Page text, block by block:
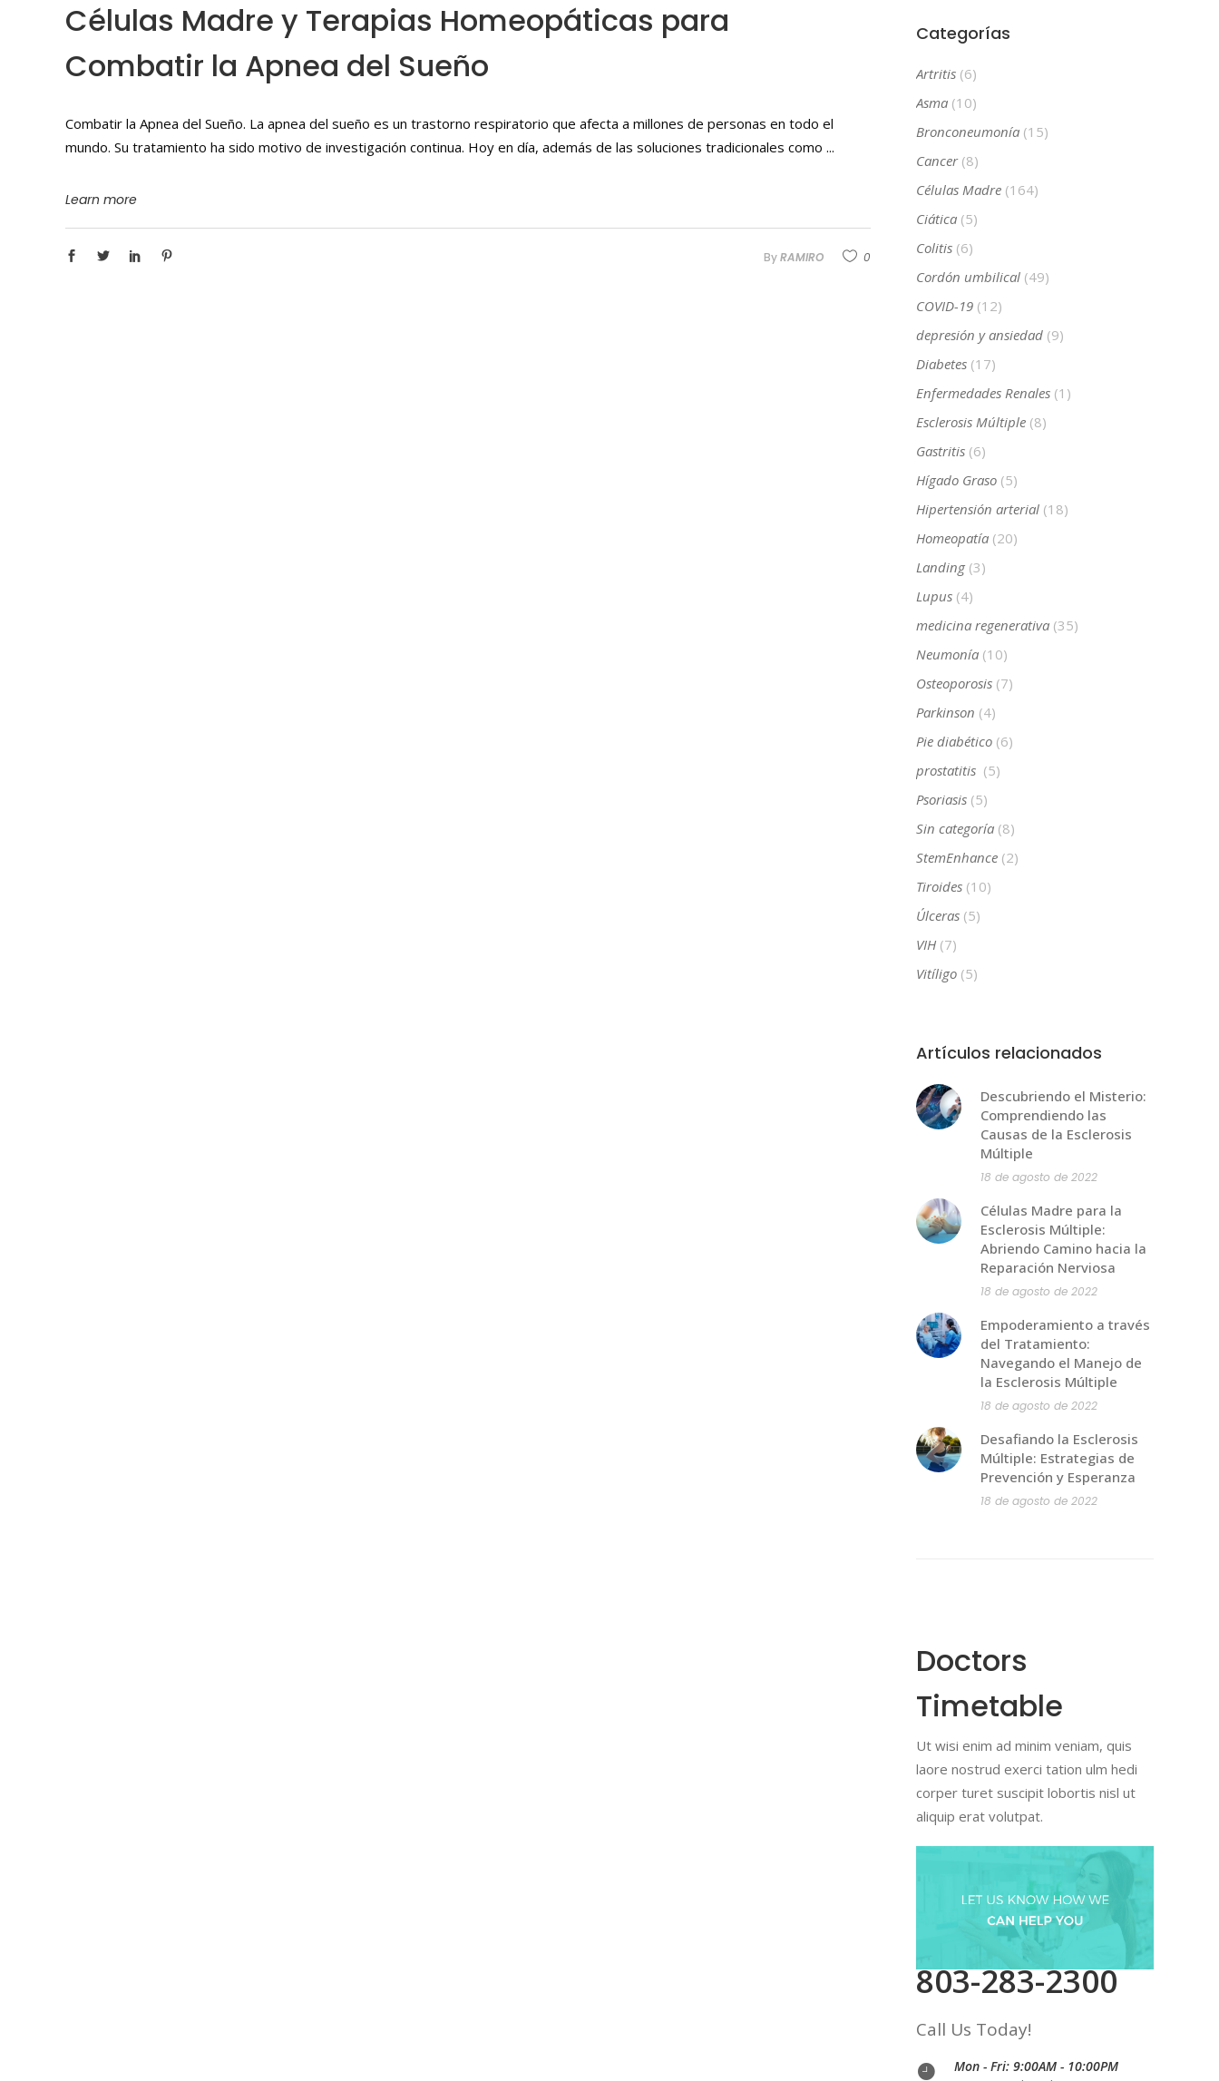
Células Madre y Terapias Homeopáticas para
Combatir la Apnea del Sueño
Combatir la Apnea del Sueño. La apnea del sueño es un trastorno respiratorio que afecta a millones de personas en todo el
mundo. Su tratamiento ha sido motivo de investigación continua. Hoy en día, además de las soluciones tradicionales como
Learn more
ByRAMIRO 0
Categorías
Artritis(6)
Asma(10)
Bronconeumonía(15)
Cancer(8)
Células Madre(164)
Ciática(5)
Colitis(6)
Cordón umbilical(49)
COVID-19(12)
depresión y ansiedad(9)
Diabetes(17)
Enfermedades Renales(1)
Esclerosis Múltiple(8)
Gastritis(6)
Hígado Graso(5)
Hipertensión arterial(18)
Homeopatía(20)
Landing(3)
Lupus(4)
medicina regenerativa(35)
Neumonía(10)
Osteoporosis(7)
Parkinson (4)
Pie diabético(6)
prostatitis (5)
Psoriasis(5)
Sin categoría(8)
StemEnhance(2)
Tiroides(10)
Úlceras(5)
VIH(7)
Vitíligo(5)
Artículos relacionados
Descubriendo el Misterio:
Comprendiendo las
Causas de la Esclerosis
Múltiple
18 de agosto de 2022
Células Madre para la
Esclerosis Múltiple:
Abriendo Camino hacia la
Reparación Nerviosa
18 de agosto de 2022
Empoderamiento a través
del Tratamiento:
Navegando el Manejo de
la Esclerosis Múltiple
18 de agosto de 2022
Desafiando la Esclerosis
Múltiple: Estrategias de
Prevención y Esperanza
18 de agosto de 2022
Doctors
Timetable
Ut wisi enim ad minim veniam, quis
laore nostrud exerci tation ulm hedi
corper turet suscipit lobortis nisl ut
aliquip erat volutpat.
803-283-2300
Call Us Today!
Mon - Fri: 9:00AM - 10:00PM